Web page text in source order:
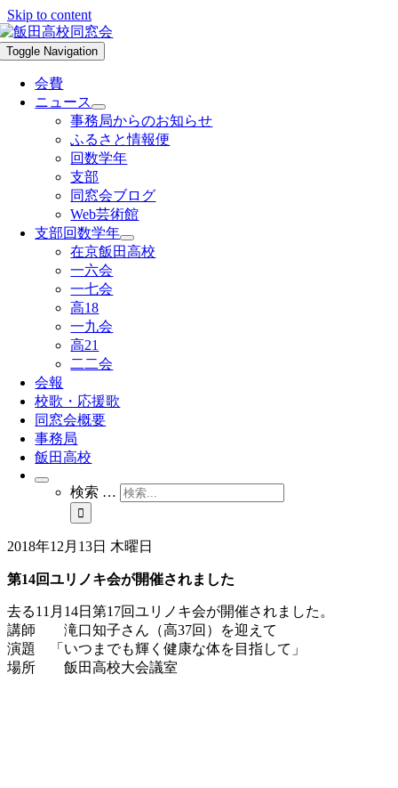
Skip to content
Toggle Navigation
会費
ニュース
事務局からのお知らせ
ふるさと情報便
回数学年
支部
同窓会ブログ
Web芸術館
支部回数学年
在京飯田高校
一六会
一七会
高18
一九会
高21
二二会
会報
校歌・応援歌
同窓会概要
事務局
飯田高校
検索 …
2018年12月13日 木曜日
第14回ユリノキ会が開催されました
去る11月14日第17回ユリノキ会が開催されました。
講師 滝口知子さん（高37回）を迎えて
演題 「いつまでも輝く健康な体を目指して」
場所 飯田高校大会議室